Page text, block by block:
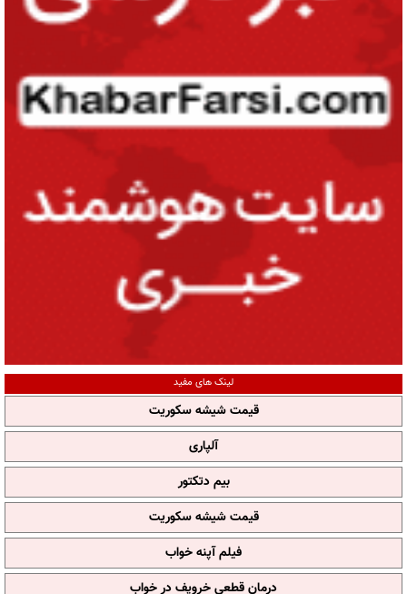
لینک های مفید
قیمت شیشه سکوریت
آلپاری
بیم دتکتور
قیمت شیشه سکوریت
فیلم آپنه خواب
درمان قطعی خروپف در خواب